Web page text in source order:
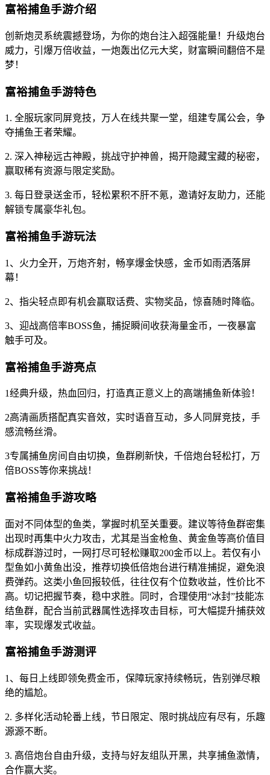
富裕捕鱼手游介绍
创新炮灵系统震撼登场，为你的炮台注入超强能量！升级炮台
威力，引爆万倍收益，一炮轰出亿元大奖，财富瞬间翻倍不是
梦！
富裕捕鱼手游特色
1. 全服玩家同屏竞技，万人在线共聚一堂，组建专属公会，争
夺捕鱼王者荣耀。
2. 深入神秘远古神殿，挑战守护神兽，揭开隐藏宝藏的秘密，
赢取稀有资源与限定奖励。
3. 每日登录送金币，轻松累积不肝不氪，邀请好友助力，还能
解锁专属豪华礼包。
富裕捕鱼手游玩法
1、火力全开，万炮齐射，畅享爆金快感，金币如雨洒落屏
幕！
2、指尖轻点即有机会赢取话费、实物奖品，惊喜随时降临。
3、迎战高倍率BOSS鱼，捕捉瞬间收获海量金币，一夜暴富
触手可及。
富裕捕鱼手游亮点
1经典升级，热血回归，打造真正意义上的高端捕鱼新体验！
2高清画质搭配真实音效，实时语音互动，多人同屏竞技，手
感流畅丝滑。
3专属捕鱼房间自由切换，鱼群刷新快，千倍炮台轻松打，万
倍BOSS等你来挑战！
富裕捕鱼手游攻略
面对不同体型的鱼类，掌握时机至关重要。建议等待鱼群密集
出现时再集中火力攻击，尤其是当金枪鱼、黄金鱼等高价值目
标成群游过时，一网打尽可轻松赚取200金币以上。若仅有小
型鱼如小黄鱼出没，推荐切换低倍炮台进行精准捕捉，避免浪
费弹药。这类小鱼回报较低，往往仅有个位数收益，性价比不
高。切记把握节奏，稳中求胜。同时，合理使用“冰封”技能冻
结鱼群，配合当前武器属性选择攻击目标，可大幅提升捕获效
率，实现爆发式收益。
富裕捕鱼手游测评
1、每日上线即领免费金币，保障玩家持续畅玩，告别弹尽粮
绝的尴尬。
2. 多样化活动轮番上线，节日限定、限时挑战应有尽有，乐趣
源源不断。
3. 高倍炮台自由升级，支持与好友组队开黑，共享捕鱼激情，
合作赢大奖。